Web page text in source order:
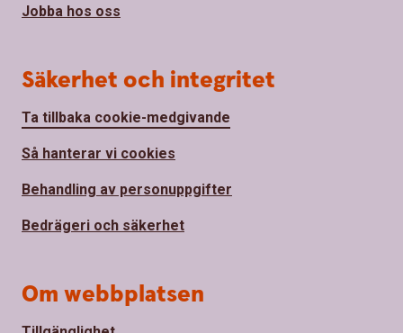
Jobba hos oss
Säkerhet och integritet
Ta tillbaka cookie-medgivande
Så hanterar vi cookies
Behandling av personuppgifter
Bedrägeri och säkerhet
Om webbplatsen